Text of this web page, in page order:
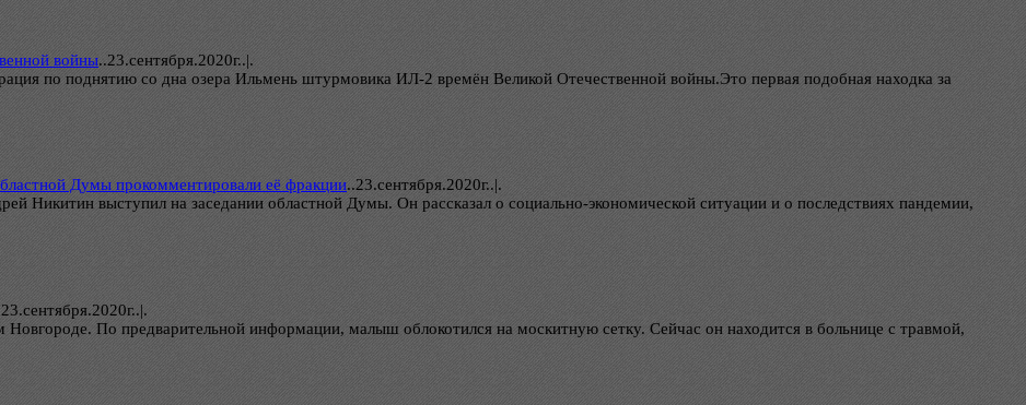
войны..23.сентября.2020г..|.
по поднятию со дна озера Ильмень штурмовика ИЛ-2 времён Великой Отечественной войны.Это первая подобная находка за
Думы прокомментировали её фракции..23.сентября.2020г..|.
Никитин выступил на заседании областной Думы. Он рассказал о социально-экономической ситуации и о последствиях пандемии,
23.сентября.2020г..|.
Новгороде. По предварительной информации, малыш облокотился на москитную сетку. Сейчас он находится в больнице с травмой,